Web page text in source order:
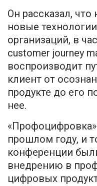
Он рассказал,
новые
организаций, в
customer journey
воспроизводит
клиент от
продукте до его
нее.
прошлом году, и
конференции
внедрению в
цифровых